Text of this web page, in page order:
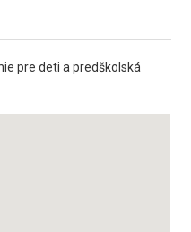
pre deti a predškolská